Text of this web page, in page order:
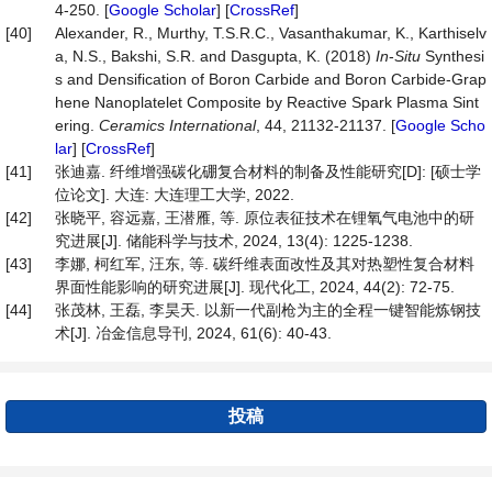
4-250. [Google Scholar] [CrossRef]
[40]
Alexander, R., Murthy, T.S.R.C., Vasanthakumar, K., Karthiselv
a, N.S., Bakshi, S.R. and Dasgupta, K. (2018) In-Situ Synthesi
s and Densification of Boron Carbide and Boron Carbide-Grap
hene Nanoplatelet Composite by Reactive Spark Plasma Sint
ering. Ceramics International, 44, 21132-21137. [Google Scho
lar] [CrossRef]
[41]
张迪嘉. 纤维增强碳化硼复合材料的制备及性能研究[D]: [硕士学
位论文]. 大连: 大连理工大学, 2022.
[42]
张晓平, 容远嘉, 王潜雁, 等. 原位表征技术在锂氧气电池中的研
究进展[J]. 储能科学与技术, 2024, 13(4): 1225-1238.
[43]
李娜, 柯红军, 汪东, 等. 碳纤维表面改性及其对热塑性复合材料
界面性能影响的研究进展[J]. 现代化工, 2024, 44(2): 72-75.
[44]
张茂林, 王磊, 李昊天. 以新一代副枪为主的全程一键智能炼钢技
术[J]. 冶金信息导刊, 2024, 61(6): 40-43.
投稿